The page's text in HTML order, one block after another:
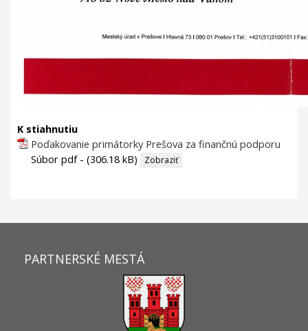
K stiahnutiu
Poďakovanie primátorky Prešova za finančnú podporu
Súbor pdf - (306.18 kB)
Zobraziť
PARTNERSKÉ MESTÁ